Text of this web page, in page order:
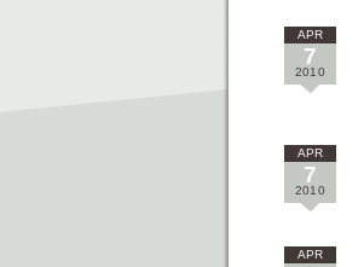
APR
7
2010
APR
7
2010
APR